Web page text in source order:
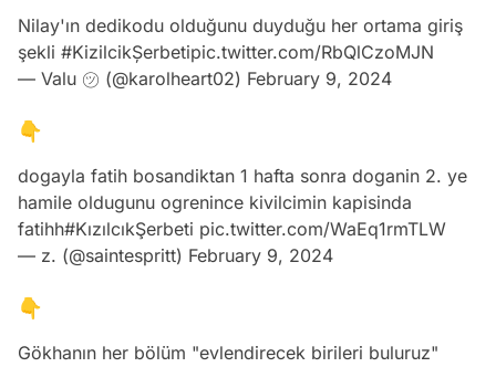
Nilay'ın dedikodu olduğunu duyduğu her ortama giriş
şekli #KizilcikȘerbetipic.twitter.com/RbQlCzoMJN
— Valu ㋡ (@karolheart02) February 9, 2024
👇
dogayla fatih bosandiktan 1 hafta sonra doganin 2. ye
hamile oldugunu ogrenince kivilcimin kapisinda
fatihh#KızılcıkŞerbeti pic.twitter.com/WaEq1rmTLW
— z. (@saintespritt) February 9, 2024
👇
Gökhanın her bölüm "evlendirecek birileri buluruz"